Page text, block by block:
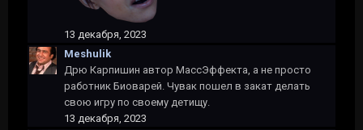
13 декабря, 2023
Meshulik
Дрю Карпишин автор МассЭффекта, а не просто
работник Биоварей. Чувак пошел в закат делать
свою игру по своему детищу.
13 декабря, 2023